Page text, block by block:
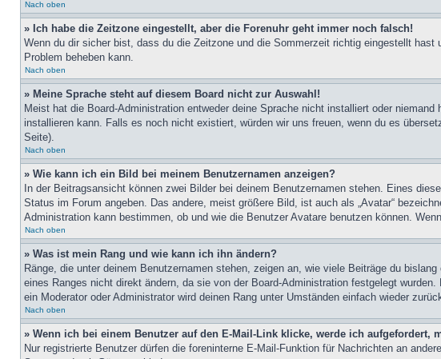
Nach oben
» Ich habe die Zeitzone eingestellt, aber die Forenuhr geht immer noch falsch!
Wenn du dir sicher bist, dass du die Zeitzone und die Sommerzeit richtig eingestellt
Problem beheben kann.
Nach oben
» Meine Sprache steht auf diesem Board nicht zur Auswahl!
Meist hat die Board-Administration entweder deine Sprache nicht installiert oder
installieren kann. Falls es noch nicht existiert, würden wir uns freuen, wenn du es
Seite).
Nach oben
» Wie kann ich ein Bild bei meinem Benutzernamen anzeigen?
In der Beitragsansicht können zwei Bilder bei deinem Benutzernamen stehen. Eines
Status im Forum angeben. Das andere, meist größere Bild, ist auch als „Avatar“
Administration kann bestimmen, ob und wie die Benutzer Avatare benutzen können.
Nach oben
» Was ist mein Rang und wie kann ich ihn ändern?
Ränge, die unter deinem Benutzernamen stehen, zeigen an, wie viele Beiträge du
eines Ranges nicht direkt ändern, da sie von der Board-Administration festgelegt
ein Moderator oder Administrator wird deinen Rang unter Umständen einfach wieder
Nach oben
» Wenn ich bei einem Benutzer auf den E-Mail-Link klicke, werde ich aufgefordert,
Nur registrierte Benutzer dürfen die foreninterne E-Mail-Funktion für Nachrichten an